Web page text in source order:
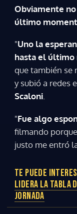
Gracias
Obviamente
último moment
"Uno la
hasta el
que también se
y subió a redes
Scaloni.
"Fue algo
filmando
justo me entró
TE PUEDE
LIDERA LA TABLA
JORNADA